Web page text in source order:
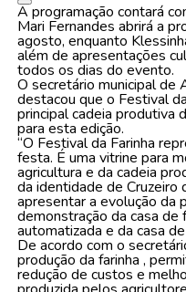
A programação contará
Mari Fernandes abrirá a
agosto, enquanto
além de apresentações
todos os dias do evento.
O secretário municipal de
destacou que o Festival
principal cadeia produtiva
para esta edição.
“O Festival da Farinha
festa. É uma vitrine para
agricultura e da cadeia
da identidade de Cruzeiro
apresentar a evolução da
demonstração da casa de
automatizada e da casa
De acordo com o
produção da farinha ,
redução de custos e